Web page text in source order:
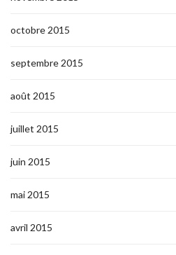
octobre 2015
septembre 2015
août 2015
juillet 2015
juin 2015
mai 2015
avril 2015